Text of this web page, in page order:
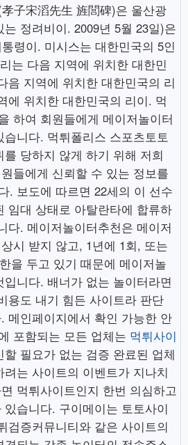
子宋滔先生 旌閭碑)은 울산광
정려비이. 2009년 5월 23일)은
령이. 미시스는 대한민국의 5인
는 다음 지역에 위치한 대한민
음 지역에 위치한 대한민국의 리
에 위치한 대한민국의 리이. 먹
하여 회원들에게 메이저놀이터
니다. 먹튀폴리스 스포츠토토
당하지 않게 하기 위해 저희
들에게 신뢰할 수 있는 정보를
. 보도에 따르면 22세의 이 선수
임대 상태로 아탈란타에 합류하
다. 메이저놀이터추천은 메이저
시 받지 않고, 1년에 1회, 또는
을 두고 있기 때문에 메이저놀
니다. 배너가 없는 놀이터라면
용도 내기 힘든 사이트라 판단
메인페이지에서 확인 가능한 안
포함되는 모든 업체는 먹튀사이
필요가 없는 검증 완료된 업체
는 사이트의 이벤트가 지나치
먹튀사이트인지 한번 의심하고
습니다. 구이메이는 토토사이
검증커뮤니티와 같은 사이트의